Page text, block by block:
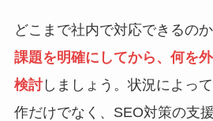
どこまで社内で対応できるのか
課題を明確にしてから、何を
検討しましょう。状況によっ
作だけでなく、SEO対策の支